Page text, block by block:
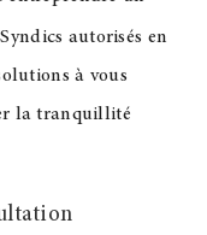
autorisés en
à vous
la tranquillité